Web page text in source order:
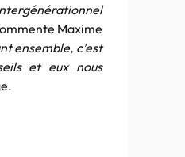
Maxime
ensemble, c’est
et eux nous